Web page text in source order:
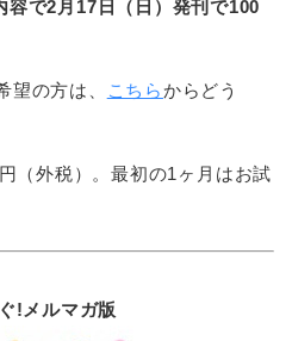
容で2月17日（日）発刊で100
望の方は、 こちらからどう
（外税）。最初の1ヶ月はお試
!メルマガ版